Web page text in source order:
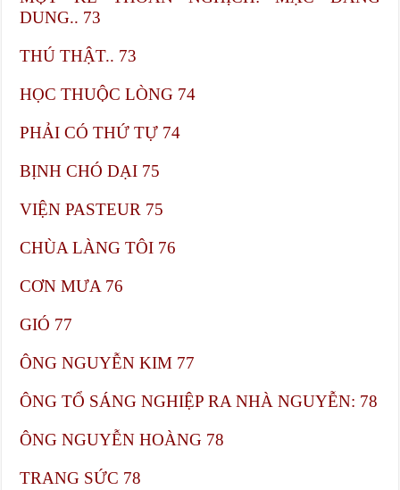
DUNG.. 73
THÚ THẬT.. 73
HỌC THUỘC LÒNG​ 74
PHẢI CÓ THỨ TỰ​ 74
BỊNH CHÓ DẠI 75
VIỆN PASTEUR​ 75
CHÙA LÀNG TÔI​ 76
CƠN MƯA​ 76
GIÓ​ 77
ÔNG NGUYỄN KIM​ 77
ÔNG TỔ SÁNG NGHIỆP RA NHÀ NGUYỄN: 78
ÔNG NGUYỄN HOÀNG​ 78
TRANG SỨC​ 78